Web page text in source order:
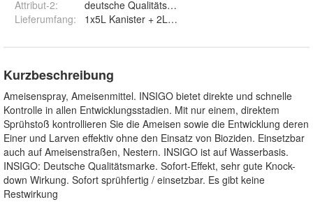
Attribut-2:
deutsche Qualitätsmarke
Lieferumfang: 1x5L Kanister + 2L Drucksprüher (dieser leer)
Kurzbeschreibung
Ameisenspray, Ameisenmittel. INSIGO bietet direkte und schnelle
Kontrolle in allen Entwicklungsstadien. Mit nur einem, direktem
Sprühstoß kontrollieren Sie die Ameisen sowie die Entwicklung deren
Einer und Larven effektiv ohne den Einsatz von Bioziden. Einsetzbar
auch auf Ameisenstraßen, Nestern. INSIGO ist auf Wasserbasis.
INSIGO: Deutsche Qualitätsmarke. Sofort-Effekt, sehr gute Knock-
down Wirkung. Sofort sprühfertig / einsetzbar. Es gibt keine
Restwirkung